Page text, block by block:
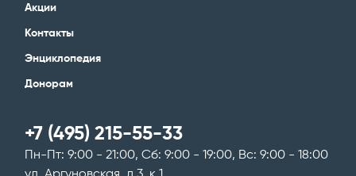
Акции
Контакты
Энциклопедия
Донорам
+7 (495) 215-55-33
Пн-Пт: 9:00 - 21:00, Сб: 9:00 - 19:00, Вс: 9:00 - 18:00